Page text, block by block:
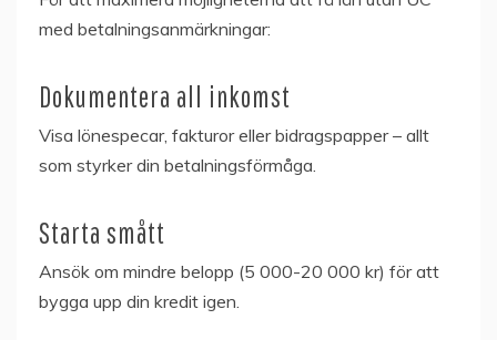
med betalningsanmärkningar:
Dokumentera all inkomst
Visa lönespecar, fakturor eller bidragspapper – allt
som styrker din betalningsförmåga.
Starta smått
Ansök om mindre belopp (5 000-20 000 kr) för att
bygga upp din kredit igen.